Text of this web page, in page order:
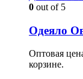
0 out of 5
Одеяло
Оптовая
корзине.